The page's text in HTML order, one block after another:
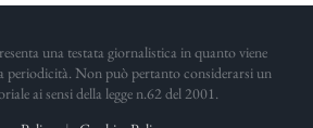
una testata giornalistica in quanto viene
periodicità. Non può pertanto considerarsi un
ai sensi della legge n.62 del 2001.